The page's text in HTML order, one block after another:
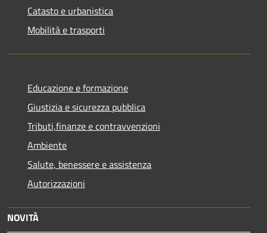
Catasto e urbanistica
Mobilità e trasporti
Educazione e formazione
Giustizia e sicurezza pubblica
Tributi,finanze e contravvenzioni
Ambiente
Salute, benessere e assistenza
Autorizzazioni
NOVITÀ